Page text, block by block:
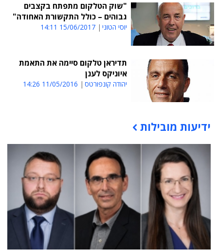
"שוק הטלקום מתפתח בקצבים
גבוהים – כולל התקשורת האחודה"
יוסי הטוני 15/06/2017 14:11
תדיראן טלקום סיימה את התאמת
איוניקס לענן
יהודה קונפורטס 11/05/2016 14:26
תוכן פרסומי
ידיעות מובילות